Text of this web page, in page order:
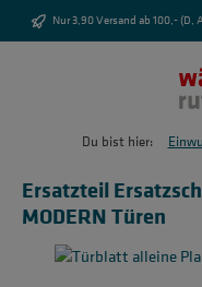
Zum Hauptinhalt springen
Nur 3,90 Versand ab 100,- (D,
Du bist hier:
Ersatzteil
MODERN Türen
Bildergalerie überspringen